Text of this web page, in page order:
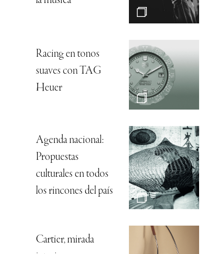
Racing en tonos
suaves con TAG
Heuer
Agenda nacional:
Propuestas
culturales en todos
los rincones del país
Cartier, mirada